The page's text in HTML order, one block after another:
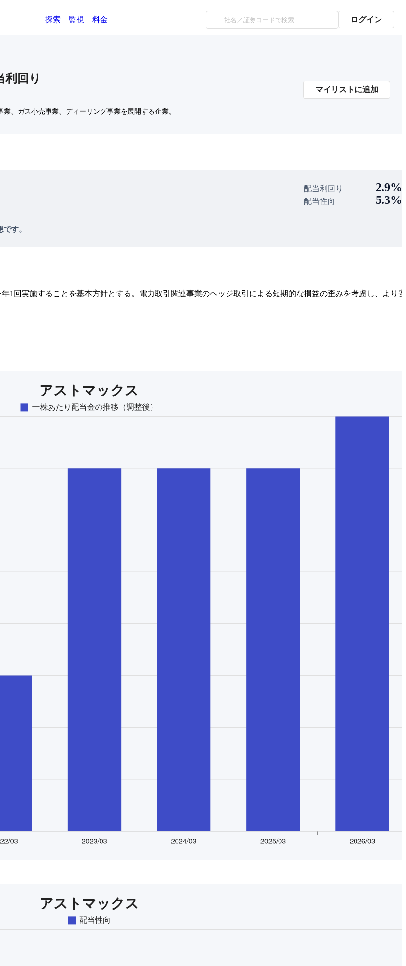
探索 監視 料金 ログイン
利回り
、ガス小売事業、ディーリング事業を展開する企業。
マイリストに追加
す。
配当利回り 2.9%
配当性向 5.3%
1回実施することを基本方針とする。電力取引関連事業のヘッジ取引による短期的な損益の歪みを考慮し、より